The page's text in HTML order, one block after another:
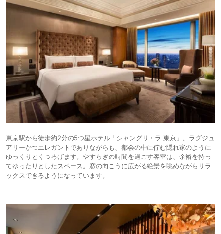
東京駅から徒歩約2分の5つ星ホテル「シャングリ・ラ 東京」。ラグジュ
アリーかつエレガントでありながらも、都会の中に佇む隠れ家のように
ゆっくりとくつろげます。やすらぎの時間を過ごす客室は、余裕を持っ
てゆったりとしたスペース。窓の向こうに広がる絶景を眺めながらリラ
ックスできるようになっています。